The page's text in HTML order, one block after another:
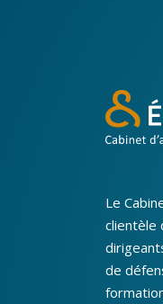
Le
clientèle
de